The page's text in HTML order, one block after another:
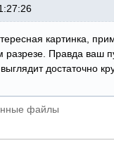
картинка,
разрезе. Правда ваш
достаточно
файлы